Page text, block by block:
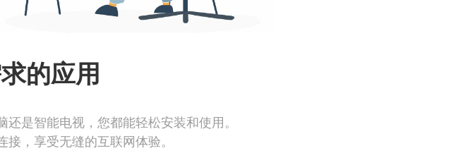
的应用
是智能电视，您都能轻松安装和使用。
，享受无缝的互联网体验。